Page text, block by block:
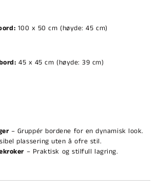
100 x 50 cm (høyde: 45 cm)
45 x 45 cm (høyde: 39 cm)
– Gruppér bordene for en dynamisk look.
plassering uten å ofre stil.
– Praktisk og stilfull lagring.